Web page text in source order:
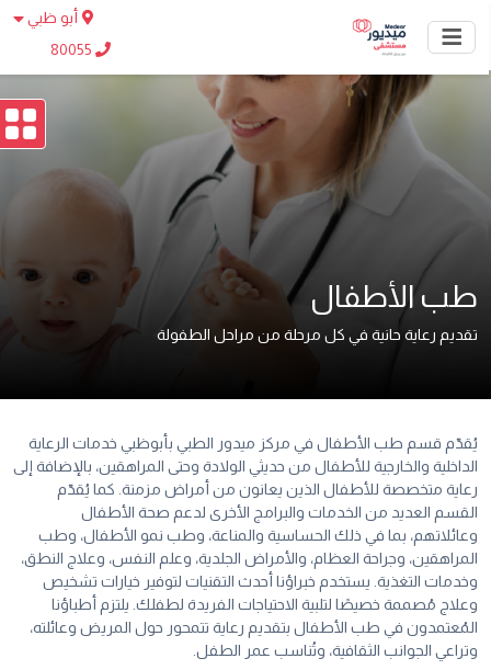
أبو ظبي
80055
طب الأطفال
تقديم رعاية حانية في كل مرحلة من مراحل الطفولة
يُقدّم قسم طب الأطفال في مركز ميدور الطبي بأبوظبي خدمات الرعاية
الداخلية والخارجية للأطفال من حديثي الولادة وحتى المراهقين، بالإضافة إلى
رعاية متخصصة للأطفال الذين يعانون من أمراض مزمنة. كما يُقدّم
القسم العديد من الخدمات والبرامج الأخرى لدعم صحة الأطفال
وعائلاتهم، بما في ذلك الحساسية والمناعة، وطب نمو الأطفال، وطب
المراهقين، وجراحة العظام، والأمراض الجلدية، وعلم النفس، وعلاج النطق،
وخدمات التغذية. يستخدم خبراؤنا أحدث التقنيات لتوفير خيارات تشخيص
وعلاج مُصممة خصيصًا لتلبية الاحتياجات الفريدة لطفلك. يلتزم أطباؤنا
المُعتمدون في طب الأطفال بتقديم رعاية تتمحور حول المريض وعائلته،
وتراعي الجوانب الثقافية، وتُناسب عمر الطفل.